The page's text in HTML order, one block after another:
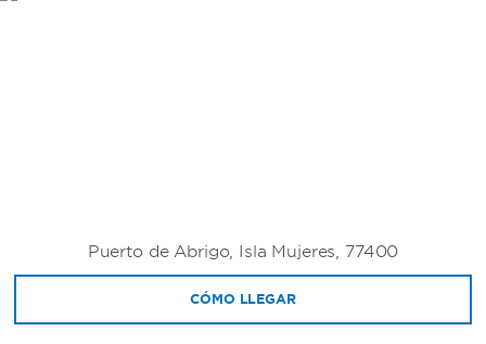
Puerto de Abrigo, Isla Mujeres, 77400
CÓMO LLEGAR